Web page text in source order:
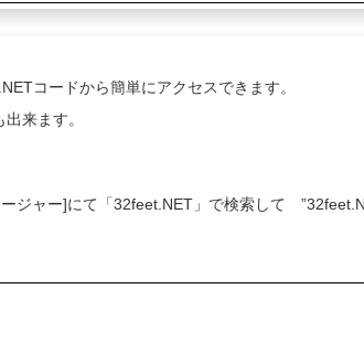
コードから簡単にアクセスできます。
来ます。
ジャー]にて「32feet.NET」で検索して